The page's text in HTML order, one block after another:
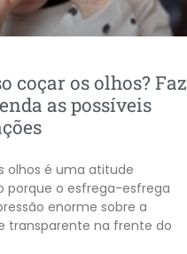
coçar os olhos? Faz
as possíveis
olhos é uma atitude
porque o esfrega-esfrega
enorme sobre a
transparente na frente do